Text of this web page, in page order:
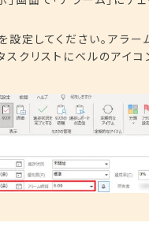
設定してください。アラー
スクリストにベルのアイ